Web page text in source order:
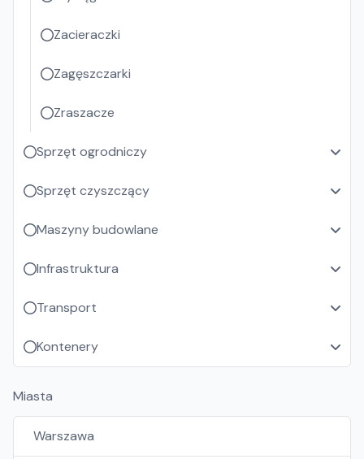
Zacieraczki
Zagęszczarki
Zraszacze
Sprzęt ogrodniczy
Sprzęt czyszczący
Maszyny budowlane
Infrastruktura
Transport
Kontenery
Miasta
Warszawa